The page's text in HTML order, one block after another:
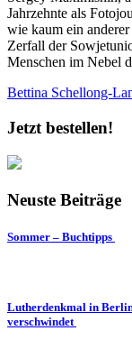
Jahrzehnte als
wie kaum ein
Zerfall der
Menschen im Nebel
Bettina Schellong-
Jetzt bestellen!
Neuste Beiträge
Sommer – Buchtipps
Lutherdenkmal in
verschwindet